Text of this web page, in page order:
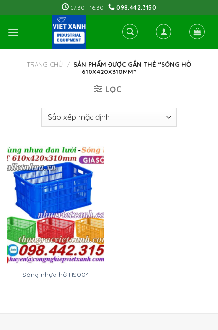
to
content
07:30 - 16:30 | 098.442.3150
TRANG CHỦ / SẢN PHẨM ĐƯỢC GẮN THẺ “SÓNG HỞ
610X420X310MM”
LỌC
Sóng nhựa hở HS004